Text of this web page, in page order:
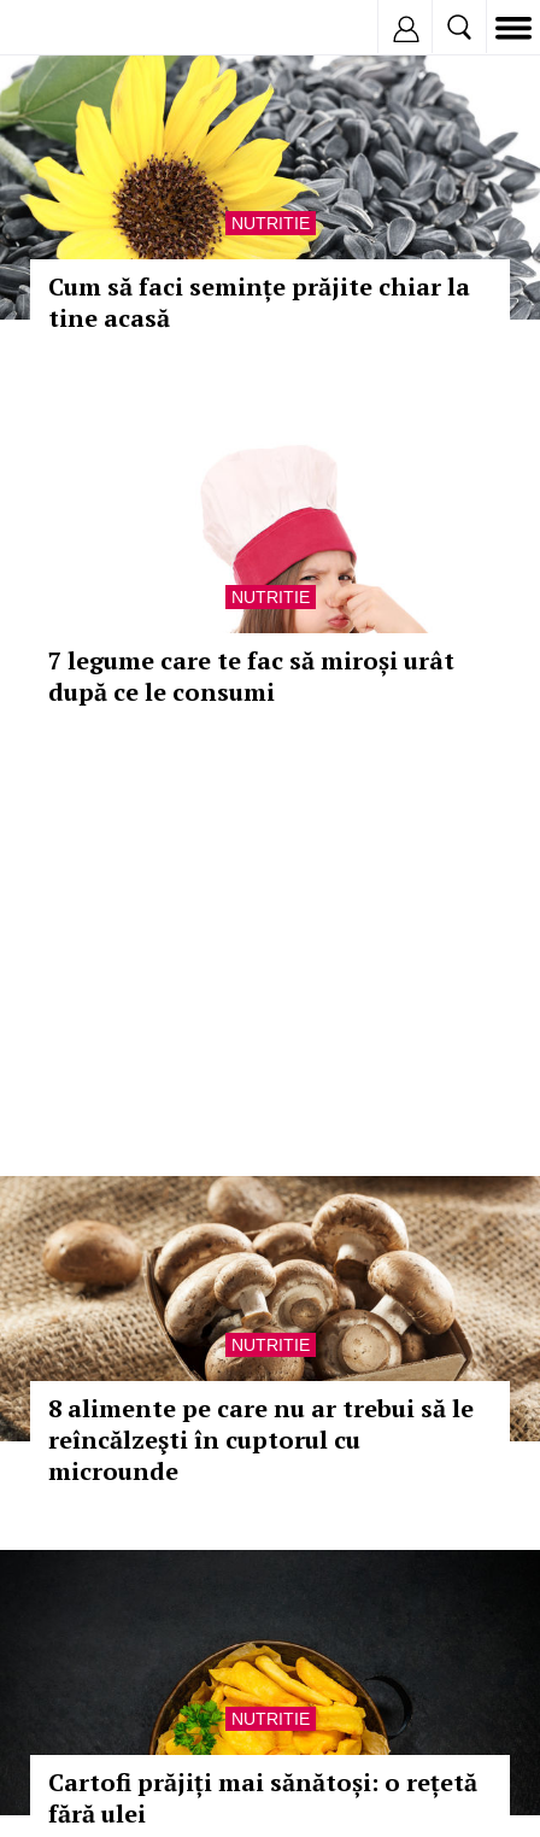
NUTRITIE
Cum să faci semințe prăjite chiar la
tine acasă
NUTRITIE
7 legume care te fac să miroși urât
după ce le consumi
NUTRITIE
8 alimente pe care nu ar trebui să le
reîncălzeşti în cuptorul cu
microunde
NUTRITIE
Cartofi prăjiți mai sănătoși: o rețetă
fără ulei